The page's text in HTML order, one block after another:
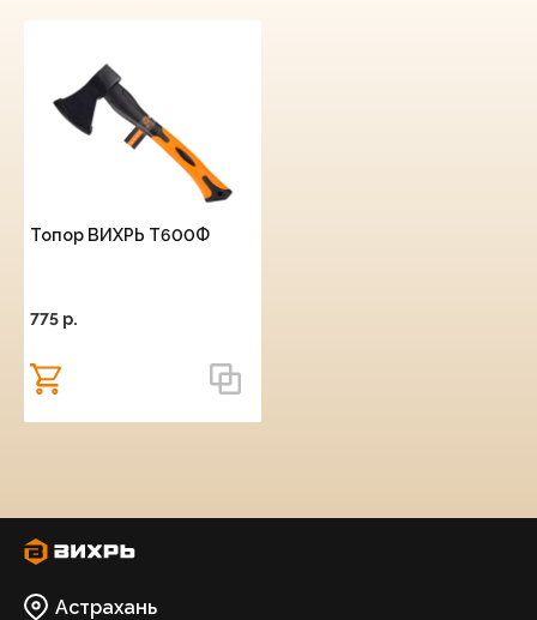
Топор ВИХРЬ Т600Ф
775 p.
Астрахань